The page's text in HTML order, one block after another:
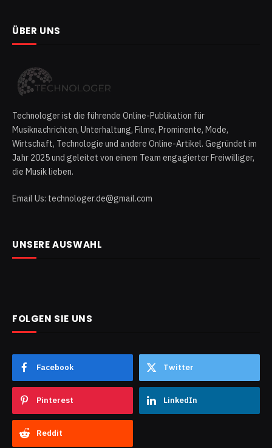
ÜBER UNS
Technologer ist die führende Online-Publikation für
Musiknachrichten, Unterhaltung, Filme, Prominente, Mode,
Wirtschaft, Technologie und andere Online-Artikel. Gegründet im
Jahr 2025 und geleitet von einem Team engagierter Freiwilliger,
die Musik lieben.
Email Us: technologer.de@gmail.com
UNSERE AUSWAHL
FOLGEN SIE UNS
Facebook Twitter
Pinterest LinkedIn
Reddit